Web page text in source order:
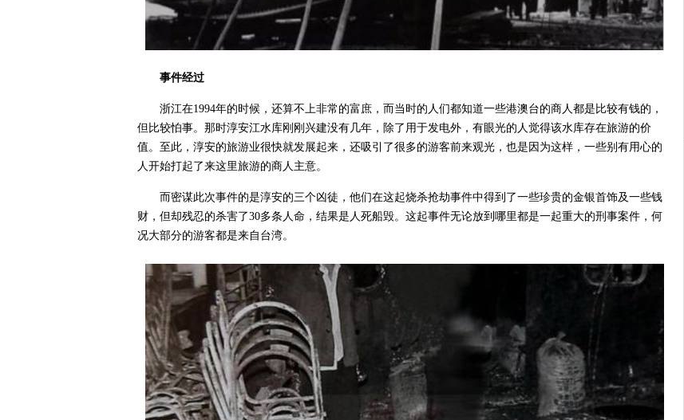
事件经过
浙江在1994年的时候，还算不上非常的富庶，而当时的人们都知道一些港澳台的商人都是比较有钱的，
但比较怕事。那时淳安江水库刚刚兴建没有几年，除了用于发电外，有眼光的人觉得该水库存在旅游的价
值。至此，淳安的旅游业很快就发展起来，还吸引了很多的游客前来观光，也是因为这样，一些别有用心的
人开始打起了来这里旅游的商人主意。
而密谋此次事件的是淳安的三个凶徒，他们在这起烧杀抢劫事件中得到了一些珍贵的金银首饰及一些钱
财，但却残忍的杀害了30多条人命，结果是人死船毁。这起事件无论放到哪里都是一起重大的刑事案件，何
况大部分的游客都是来自台湾。